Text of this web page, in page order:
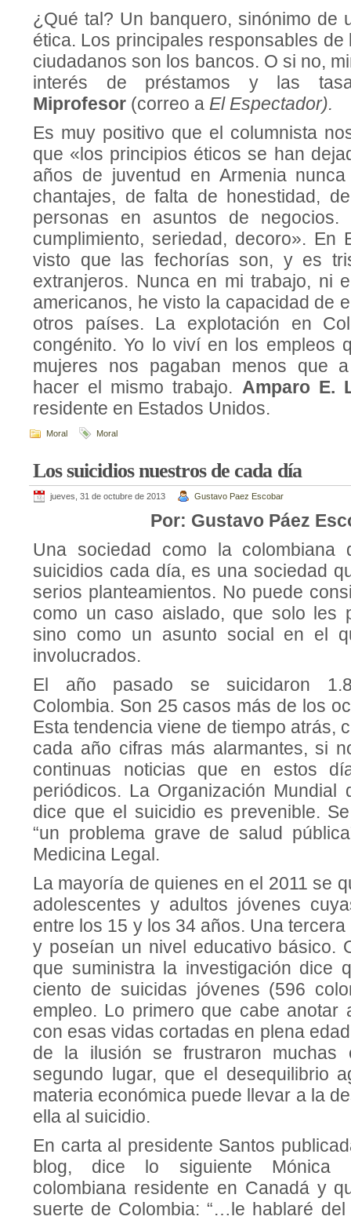
¿Qué tal? Un banquero, sinónimo de
ética. Los principales responsables de
ciudadanos son los bancos. O si no,
interés de préstamos y las
Miprofesor (correo a El Espectador).
Es muy positivo que el columnista
que «los principios éticos se han
años de juventud en Armenia
chantajes, de falta de honestidad,
personas en asuntos de negocios.
cumplimiento, seriedad, decoro». En
visto que las fechorías son, y es
extranjeros. Nunca en mi trabajo, ni
americanos, he visto la capacidad de
otros países. La explotación en
congénito. Yo lo viví en los empleos
mujeres nos pagaban menos que
hacer el mismo trabajo. Amparo E.
residente en Estados Unidos.
Moral Moral
Los suicidios nuestros de cada día
jueves, 31 de octubre de 2013 Gustavo Paez Escobar
Por: Gustavo Páez
Una sociedad como la colombiana
suicidios cada día, es una sociedad
serios planteamientos. No puede
como un caso aislado, que solo les
sino como un asunto social en el
involucrados.
El año pasado se suicidaron
Colombia. Son 25 casos más de los
Esta tendencia viene de tiempo atrás,
cada año cifras más alarmantes, si
continuas noticias que en estos
periódicos. La Organización Mundial
dice que el suicidio es prevenible.
“un problema grave de salud
Medicina Legal.
La mayoría de quienes en el 2011 se
adolescentes y adultos jóvenes
entre los 15 y los 34 años. Una
y poseían un nivel educativo básico.
que suministra la investigación dice
ciento de suicidas jóvenes (596
empleo. Lo primero que cabe anotar
con esas vidas cortadas en plena
de la ilusión se frustraron muchas
segundo lugar, que el desequilibrio
materia económica puede llevar a la
ella al suicidio.
En carta al presidente Santos
blog, dice lo siguiente Mónica
colombiana residente en Canadá y
suerte de Colombia: “…le hablaré